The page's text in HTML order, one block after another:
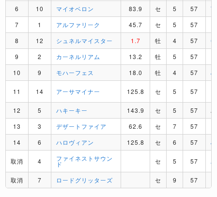
6
10 マイオベロン 83.9 セ 5 57
T
7
1 アルファリーク 45.7 セ 5 57
8
12 シュネルマイスター 1.7 牡 4 57
C
9
2 カーネルリアム 13.2 牡 5 57
10
9 モハーフェス 18.0 牡 4 57 J
11 14 アーサマイナー 125.8 セ 5 57
12 5 ハキーキー 143.9 セ 5 57
A
13
3 デザートファイア 62.6 セ 7 57
14
6 ハロヴィアン 125.8 セ 6 57 J
取消 4 ファイネストサウン
ド セ 5 57 A
取消 7 ロードグリッターズ セ 9 57